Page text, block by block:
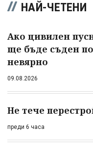
НАЙ-ЧЕТЕНИ
Ако цивилен
ще бъде съден
невярно
09.08.2026
Не тече
преди 6 часа